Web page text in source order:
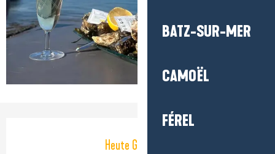
BATZ-SUR-MER
CAMOËL
FÉREL
Öffnungszeiten & Kontaktdaten
Heute Geöffnet